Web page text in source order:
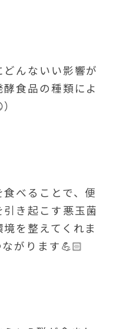
んないい影響が
食品の種類によ
べることで、便
き起こす悪玉菌
を整えてくれま
がります💪🏻